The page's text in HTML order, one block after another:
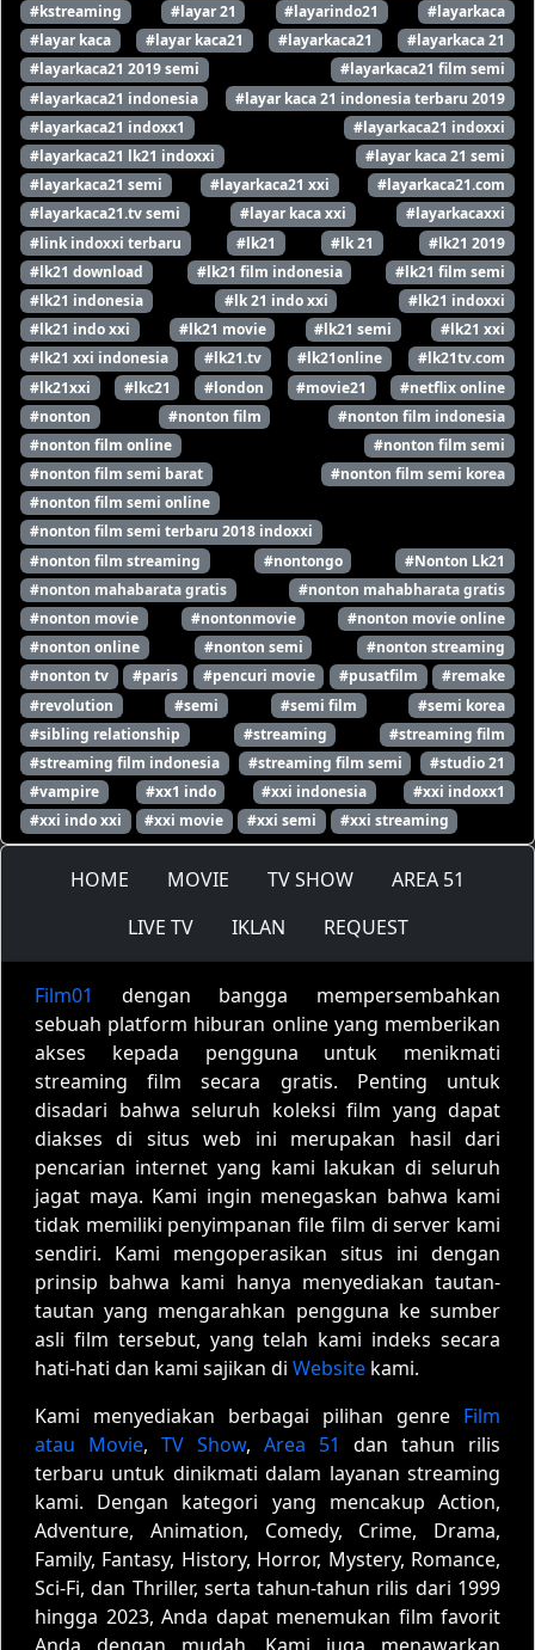
#kstreaming
#layar 21 #layarindo21
#layarkaca
#layar kaca
#layar kaca21 #layarkaca21
#layarkaca 21
#layarkaca21 2019 semi
#layarkaca21 film semi
#layarkaca21 indonesia
#layar kaca 21 indonesia terbaru 2019
#layarkaca21 indoxx1
#layarkaca21 indoxxi
#layarkaca21 lk21 indoxxi
#layar kaca 21 semi
#layarkaca21 semi
#layarkaca21 xxi
#layarkaca21.com
#layarkaca21.tv semi
#layar kaca xxi
#layarkacaxxi
#link indoxxi terbaru
#lk21 #lk 21
#lk21 2019
#lk21 download
#lk21 film indonesia
#lk21 film semi
#lk21 indonesia
#lk 21 indo xxi
#lk21 indoxxi
#lk21 indo xxi
#lk21 movie #lk21 semi
#lk21 xxi
#lk21 xxi indonesia
#lk21.tv #lk21online
#lk21tv.com
#lk21xxi
#lkc21 #london #movie21
#netflix online
#nonton
#nonton film
#nonton film indonesia
#nonton film online
#nonton film semi
#nonton film semi barat
#nonton film semi korea
#nonton film semi online
#nonton film semi terbaru 2018 indoxxi
#nonton film streaming
#nontongo
#Nonton Lk21
#nonton mahabarata gratis
#nonton mahabharata gratis
#nonton movie
#nontonmovie
#nonton movie online
#nonton online
#nonton semi
#nonton streaming
#nonton tv
#paris #pencuri movie #pusatfilm
#remake
#revolution
#semi #semi film
#semi korea
#sibling relationship
#streaming
#streaming film
#streaming film indonesia
#streaming film semi
#studio 21
#vampire
#xx1 indo #xxi indonesia
#xxi indoxx1
#xxi indo xxi
#xxi movie #xxi semi #xxi streaming
HOME MOVIE TV SHOW
AREA 51
LIVE TV
IKLAN REQUEST
Film01
dengan bangga mempersembahkan
sebuah platform hiburan online yang memberikan
akses kepada pengguna untuk menikmati
streaming film secara gratis. Penting untuk
disadari bahwa seluruh koleksi film yang dapat
diakses di situs web ini merupakan hasil dari
pencarian internet yang kami lakukan di seluruh
jagat maya. Kami ingin menegaskan bahwa kami
tidak memiliki penyimpanan file film di server kami
sendiri. Kami mengoperasikan situs ini dengan
prinsip bahwa kami hanya menyediakan tautan-
tautan yang mengarahkan pengguna ke sumber
asli film tersebut, yang telah kami indeks secara
hati-hati dan kami sajikan di Website kami.
Kami menyediakan berbagai pilihan genre Film
atau Movie, TV Show, Area 51
dan tahun rilis
terbaru untuk dinikmati dalam layanan streaming
kami. Dengan kategori yang mencakup Action,
Adventure, Animation, Comedy, Crime, Drama,
Family, Fantasy, History, Horror, Mystery, Romance,
Sci-Fi, dan Thriller, serta tahun-tahun rilis dari 1999
hingga 2023, Anda dapat menemukan film favorit
Anda dengan mudah. Kami juga menawarkan